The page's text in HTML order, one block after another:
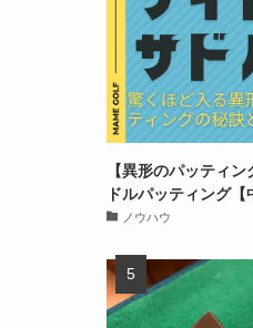
【異形のパッティ
ドルパッティング【
ノウハウ